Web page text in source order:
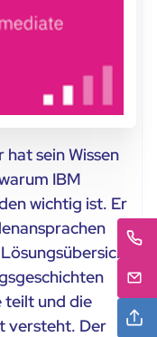
sein Wissen
IBM
wichtig ist. Er
teilt und die
versteht. Der